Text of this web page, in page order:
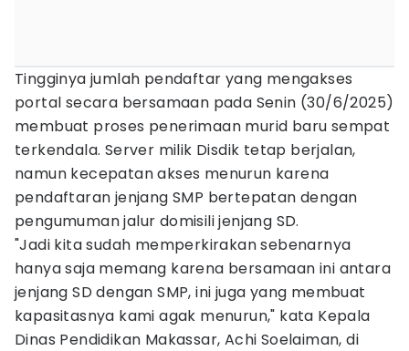
Tingginya jumlah pendaftar yang mengakses
portal secara bersamaan pada Senin (30/6/2025)
membuat proses penerimaan murid baru sempat
terkendala. Server milik Disdik tetap berjalan,
namun kecepatan akses menurun karena
pendaftaran jenjang SMP bertepatan dengan
pengumuman jalur domisili jenjang SD.
"Jadi kita sudah memperkirakan sebenarnya
hanya saja memang karena bersamaan ini antara
jenjang SD dengan SMP, ini juga yang membuat
kapasitasnya kami agak menurun," kata Kepala
Dinas Pendidikan Makassar, Achi Soelaiman, di